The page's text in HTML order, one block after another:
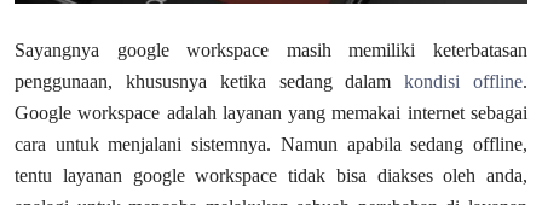
Sayangnya google workspace masih memiliki keterbatasan
penggunaan, khususnya ketika sedang dalamkondisi offline.
Google workspace adalah layanan yang memakai internet sebagai
cara untuk menjalani sistemnya. Namun apabila sedang offline,
tentu layanan google workspace tidak bisa diakses oleh anda,